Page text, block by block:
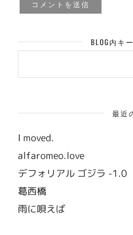
BLOG内キ
検
最近
I moved.
alfaromeo.love
デフォリアル ゴジラ -1.0
葛西橋
雨に唄えば